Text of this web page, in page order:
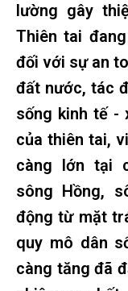
lường gây
Thiên tai
đối với sự an
đất nước, tác
sống kinh tế -
của thiên tai,
càng lớn tại
sông Hồng,
động từ mặt
quy mô dân
càng tăng đã